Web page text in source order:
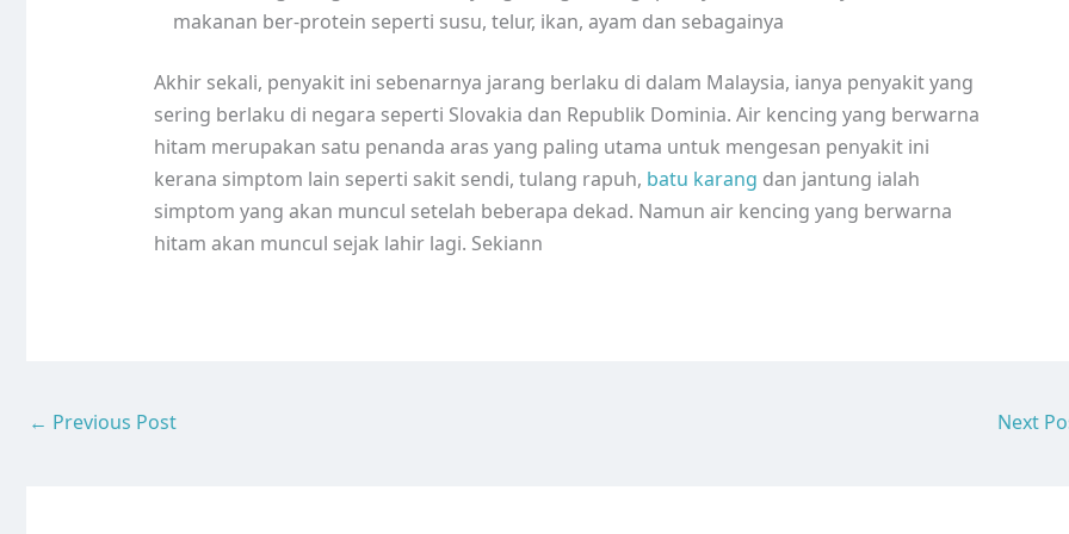
makanan ber-protein seperti susu, telur, ikan, ayam dan sebagainya
Akhir sekali, penyakit ini sebenarnya jarang berlaku di dalam Malaysia, ianya penyakit yang
sering berlaku di negara seperti Slovakia dan Republik Dominia. Air kencing yang berwarna
hitam merupakan satu penanda aras yang paling utama untuk mengesan penyakit ini
kerana simptom lain seperti sakit sendi, tulang rapuh, batu karang dan jantung ialah
simptom yang akan muncul setelah beberapa dekad. Namun air kencing yang berwarna
hitam akan muncul sejak lahir lagi. Sekiann
← Previous Post Next